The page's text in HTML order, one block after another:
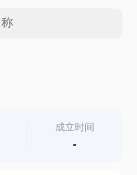
成立时间
-